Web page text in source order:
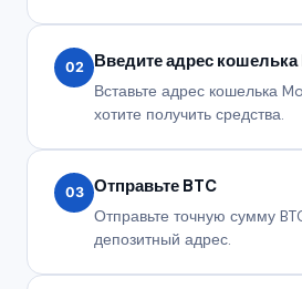
02 Введите адрес
Вставьте адрес кошелька
хотите получить средства.
03 Отправьте BTC
Отправьте точную сумму
депозитный адрес.